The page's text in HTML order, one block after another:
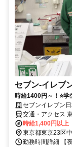
セブン-イレブ
時給1400円～！⭐学
セブンイレブン
交通・アクセス
時給1,400円以上
東京都東京23区
勤務時間詳細 【